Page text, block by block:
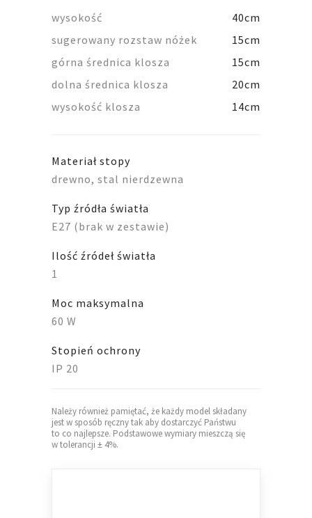
wysokość
40cm
sugerowany rozstaw nóżek
15cm
górna średnica klosza
15cm
dolna średnica klosza
20cm
wysokość klosza
14cm
Materiał stopy
drewno, stal nierdzewna
Typ źródła światła
E27 (brak w zestawie)
Ilość źródeł światła
1
Moc maksymalna
60 W
Stopień ochrony
IP 20
Należy również pamiętać, że każdy model składany
jest w sposób ręczny tak aby dostarczyć Państwu
to co najlepsze. Podstawowe wymiary mieszczą się
w tolerancji ± 4%.